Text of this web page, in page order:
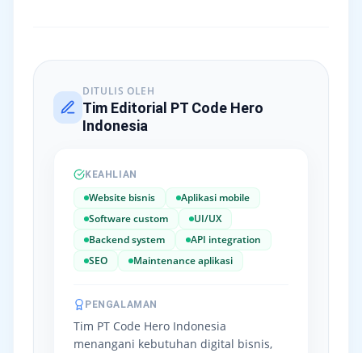
DITULIS OLEH
Tim Editorial PT Code Hero
Indonesia
KEAHLIAN
Website bisnis
Aplikasi mobile
Software custom
UI/UX
Backend system
API integration
SEO
Maintenance aplikasi
PENGALAMAN
Tim PT Code Hero Indonesia
menangani kebutuhan digital bisnis,